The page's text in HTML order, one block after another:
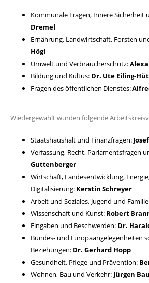
Kommunale Fragen, Innere Sicherheit
Dremel
Ernährung, Landwirtschaft, Forsten
Högl
Umwelt und Verbraucherschutz:
Bildung und Kultus: Dr. Ute Eiling-
Fragen des öffentlichen Dienstes:
Wiedergewählt wurden folgende
Staatshaushalt und Finanzfragen:
Verfassung, Recht, Parlamentsfragen
Guttenberger
Wirtschaft, Landesentwicklung,
Digitalisierung: Kerstin Schreyer
Arbeit und Soziales, Jugend und
Wissenschaft und Kunst: Robert
Eingaben und Beschwerden: Dr.
Bundes- und Europaangelegenheiten
Beziehungen: Dr. Gerhard Hopp
Gesundheit, Pflege und Prävention:
Wohnen, Bau und Verkehr: Jürgen